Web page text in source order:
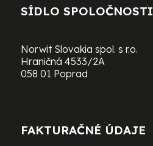
SÍDLO SPOLOČNOSTI
Norwit Slovakia spol. s r.o.
Hraničná 4533/2A
058 01 Poprad
FAKTURAČNÉ ÚDAJE